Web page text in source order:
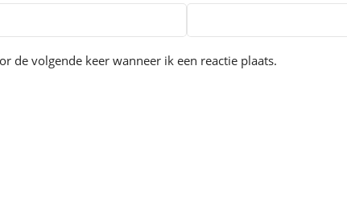
de volgende keer wanneer ik een reactie plaats.